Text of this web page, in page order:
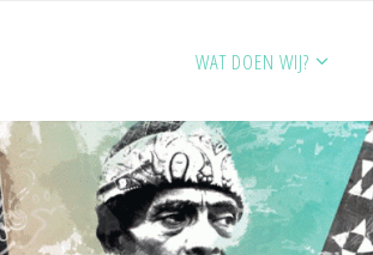
WAT DOEN WIJ?